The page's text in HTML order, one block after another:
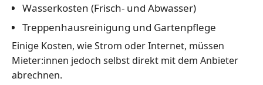
Wasserkosten (Frisch- und Abwasser)
Treppenhausreinigung und Gartenpflege
Einige Kosten, wie Strom oder Internet, müssen
Mieter:innen jedoch selbst direkt mit dem Anbieter
abrechnen.